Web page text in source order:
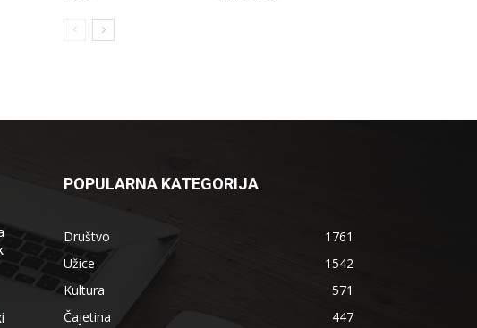
POPULARNA KATEGORIJA
Društvo
1761
Užice
1542
Kultura
571
Čajetina
447